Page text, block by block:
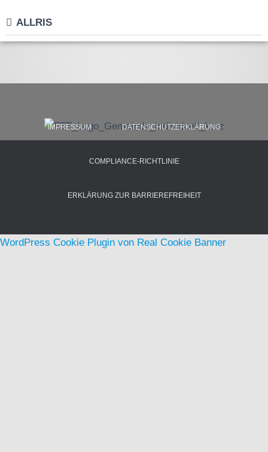
ALLRIS
IMPRESSUM DATENSCHUTZERKLÄRUNG
COMPLIANCE-RICHTLINIE
ERKLÄRUNG ZUR BARRIEREFREIHEIT
WordPress Cookie Plugin von Real Cookie Banner